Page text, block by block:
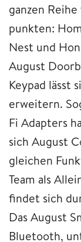
ganzen
punkten:
Nest und
August
Keypad lässt
erweitern.
Fi Adapters
sich August
gleichen
Team als
findet sich
Das August
Bluetooth,